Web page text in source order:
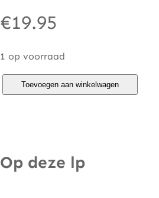
€19.95
1 op voorraad
a
Toevoegen aan winkelwagen
Op deze lp